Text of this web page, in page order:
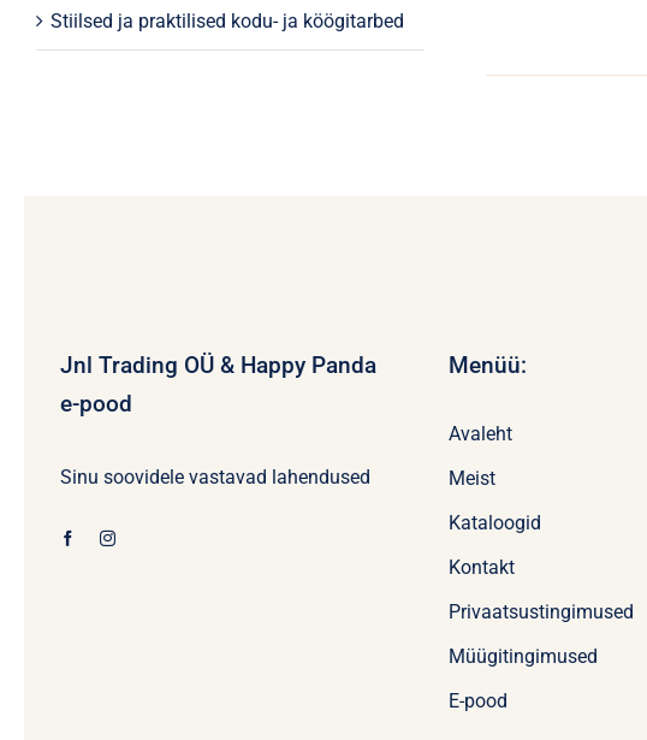
Stiilsed ja praktilised kodu- ja köögitarbed
tootelehel.
Jnl Trading OÜ & Happy Panda
e-pood
Sinu soovidele vastavad lahendused
Menüü:
Avaleht
Meist
Kataloogid
Kontakt
Privaatsustingimused
Müügitingimused
E-pood